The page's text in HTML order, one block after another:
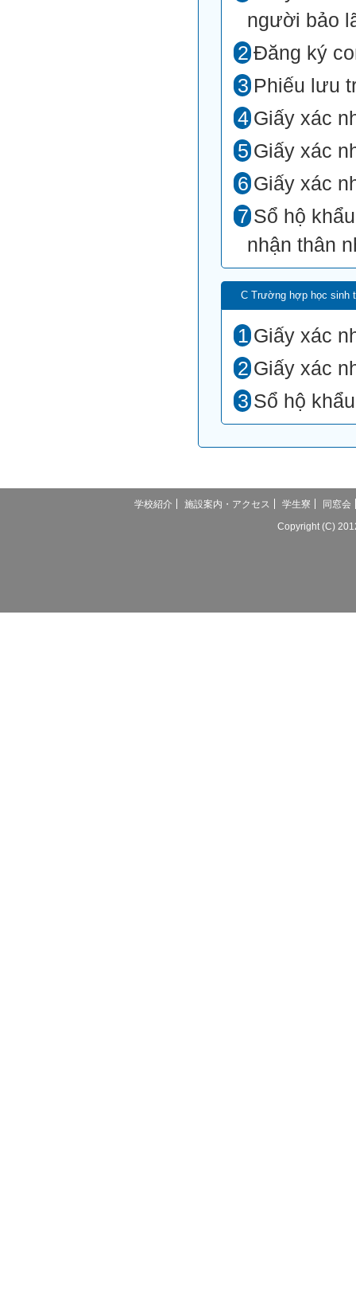
người bảo
Đăng ký
Phiếu lưu
Giấy xác
Giấy xác
Giấy xác
Sổ hộ
nhận thân
C Trường hợp học sinh
Giấy xác
Giấy xác
Sổ hộ khẩu
学校紹介 施設案内・アクセス 学生寮 同窓会
Copyright (C)